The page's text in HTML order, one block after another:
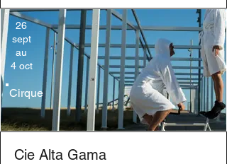
26
sept
au
4 oct
Cirque
Cie Alta Gama